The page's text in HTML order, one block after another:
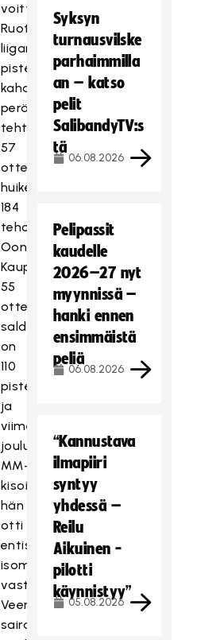
voittanut
Ruotsin
liigan
pistepörssin
kahdesti
peräkkäin
tehtyään
57
ottelussaan
huikeat
184
tehopistettä.
Oona
Kaupin
55
ottelun
saldo
on
110
pistettä,
ja
viime
joulukuun
MM-
kisoissa
hän
otti
entistä
isompaa
vastuuta
Veeran
sairastettua
Syksyn
turnausvilske
parhaimmilla
an – katso
pelit
SalibandyTV:s
tä
06.08.2026
Pelipassit
kaudelle
2026–27 nyt
myynnissä –
hanki ennen
ensimmäistä
peliä
06.08.2026
“Kannustava
ilmapiiri
syntyy
yhdessä –
Reilu
Aikuinen -
pilotti
käynnistyy”
05.08.2026